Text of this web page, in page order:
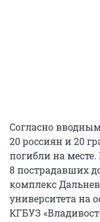
Согласно
20 россиян и 20
погибли на
8 пострадавших
комплекс
университета на
КГБУЗ